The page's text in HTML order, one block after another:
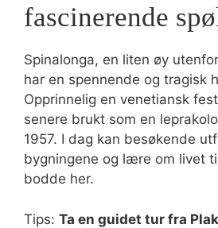
fascinerende
Spinalonga, en liten øy
har en spennende og tragisk
Opprinnelig en venetiansk
senere brukt som en
1957. I dag kan besøkende
bygningene og lære om livet
bodde her.
Tips: Ta en guidet tur fra